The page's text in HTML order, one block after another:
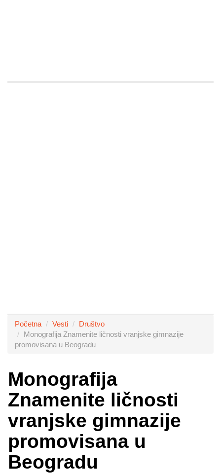
Početna Vesti
Društvo
Monografija Znamenite ličnosti vranjske gimnazije
promovisana u Beogradu
Monografija
Znamenite ličnosti
vranjske gimnazije
promovisana u
Beogradu